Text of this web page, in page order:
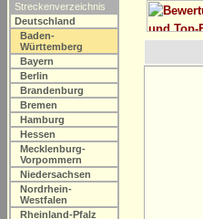
Streckenverzeichnis
Deutschland
Baden-
Württemberg
Bayern
Berlin
Brandenburg
Bremen
Hamburg
Hessen
Mecklenburg-
Vorpommern
Niedersachsen
Nordrhein-
Westfalen
Rheinland-Pfalz